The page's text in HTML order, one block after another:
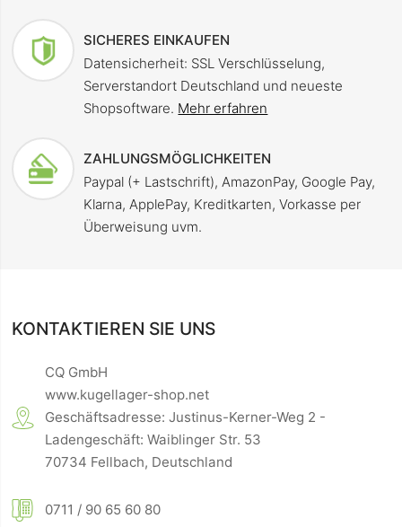
SICHERES EINKAUFEN
Datensicherheit: SSL Verschlüsselung,
Serverstandort Deutschland und neueste
Shopsoftware. Mehr erfahren
ZAHLUNGSMÖGLICHKEITEN
Paypal (+ Lastschrift), AmazonPay, Google Pay,
Klarna, ApplePay, Kreditkarten, Vorkasse per
Überweisung uvm.
KONTAKTIEREN SIE UNS
CQ GmbH
www.kugellager-shop.net
Geschäftsadresse: Justinus-Kerner-Weg 2 -
Ladengeschäft: Waiblinger Str. 53
70734 Fellbach, Deutschland
0711 / 90 65 60 80